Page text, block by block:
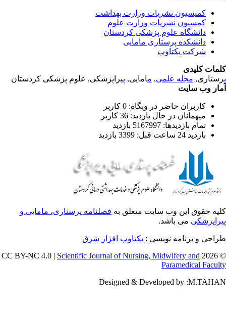
کمیسیون نشریات وزارت بهداشت
کمسیون نشریات وزارت علوم
دانشگاه علوم پزشکی کردستان
دانشکده پرستاری مامایی
شرکت یکتاوب
کلیدی
مجله علمی, م امایی, پیراپزشکی, علوم پزشکی کردستان
وب سایت
کاربران حاضر در وبگاه: 0 کاربر
میهمانان در حال بازدید: 36 کاربر
تمام بازدید‌ها: 5167997 بازدید
بازدید 24 ساعت قبل: 3399 بازدید
حقوق این وب سایت متعلق بهفصلنامه پرستاری، مامایی و
می باشد.
و برنامه نویسی : یکتاوب افزار شرق
©
Scientific Journal of Nursing, Midwifery and
Paramedical
Designed & Developed by